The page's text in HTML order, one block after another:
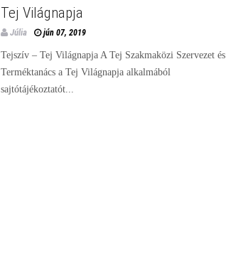
Tej Világnapja
Júlia jún 07, 2019
Tejszív – Tej Világnapja A Tej Szakmaközi Szervezet és
Terméktanács a Tej Világnapja alkalmából
sajtótájékoztatót...